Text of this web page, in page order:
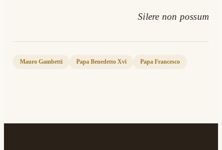
Silere non possum
Mauro Gambetti Papa Benedetto Xvi Papa Francesco